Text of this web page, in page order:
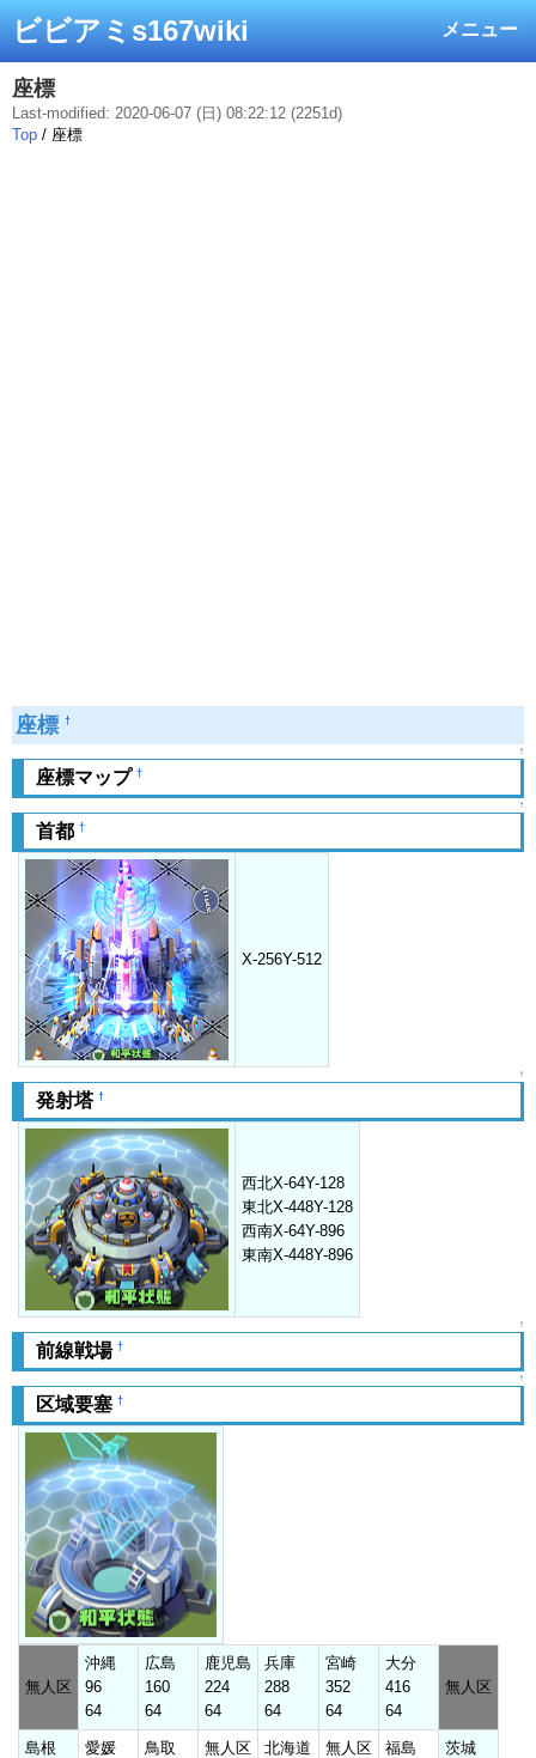
メニュー
ビビアミs167wiki
座標
Last-modified: 2020-06-07 (日) 08:22:12 (2251d)
Top / 座標
座標 †
↑
座標マップ †
↑
首都 †
X-256Y-512
↑
発射塔 †
西北X-64Y-128
東北X-448Y-128
西南X-64Y-896
東南X-448Y-896
↑
前線戦場 †
↑
区域要塞 †
無人区
沖縄
96
64
広島
160
64
鹿児島
224
64
兵庫
288
64
宮崎
352
64
大分
416
64
無人区
島根
愛媛
鳥取
無人区
北海道
無人区
福島
茨城